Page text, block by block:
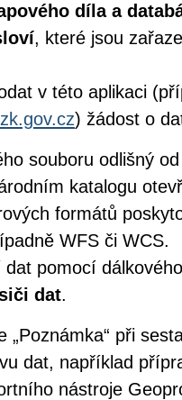
díla a
, které jsou
v této aplikaci
) žádost o
souboru odlišný
katalogu
formátů
WFS či WCS.
pomocí
dat.
„Poznámka“ při
dat, například
nástroje